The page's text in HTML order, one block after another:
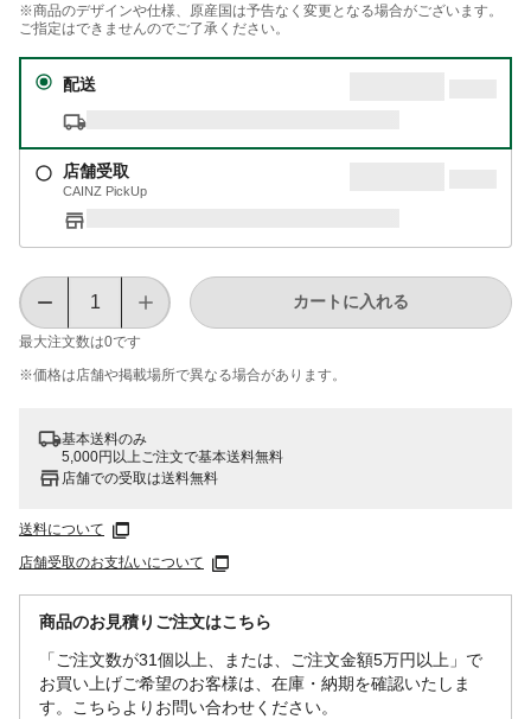
※商品のデザインや仕様、原産国は予告なく変更となる場合がございます。
ご指定はできませんのでご了承ください。
配送
店舗受取
CAINZ PickUp
最大注文数は0です
カートに入れる
※価格は​店舗や​掲載場所で​異なる​場合が​あります。
基本送料のみ
5,000円以上ご注文で基本送料無料
店舗での受取は送料無料
送料について
店舗受取のお支払いについて
商品のお見積りご注文はこちら
「ご注文数が31個以上、または、ご注文金額5万円以上」で
お買い上げご希望のお客様は、在庫・納期を確認いたしま
す。こちらよりお問い合わせください。